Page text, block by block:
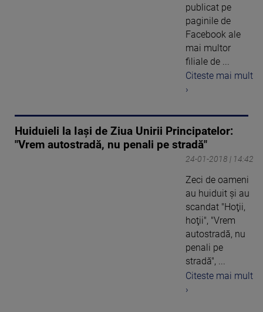
publicat pe
paginile de
Facebook ale
mai multor
filiale de ...
Citeste mai mult
›
Huiduieli la Iaşi de Ziua Unirii Principatelor:
"Vrem autostradă, nu penali pe stradă"
24-01-2018 | 14:42
Zeci de oameni
au huiduit şi au
scandat "Hoţii,
hoţii", "Vrem
autostradă, nu
penali pe
stradă", ...
Citeste mai mult
›